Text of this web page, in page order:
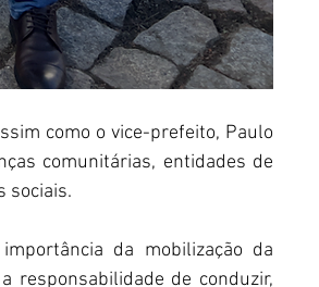
como o vice-prefeito, Paulo
comunitárias, entidades de
sociais.
da mobilização da
responsabilidade de conduzir,